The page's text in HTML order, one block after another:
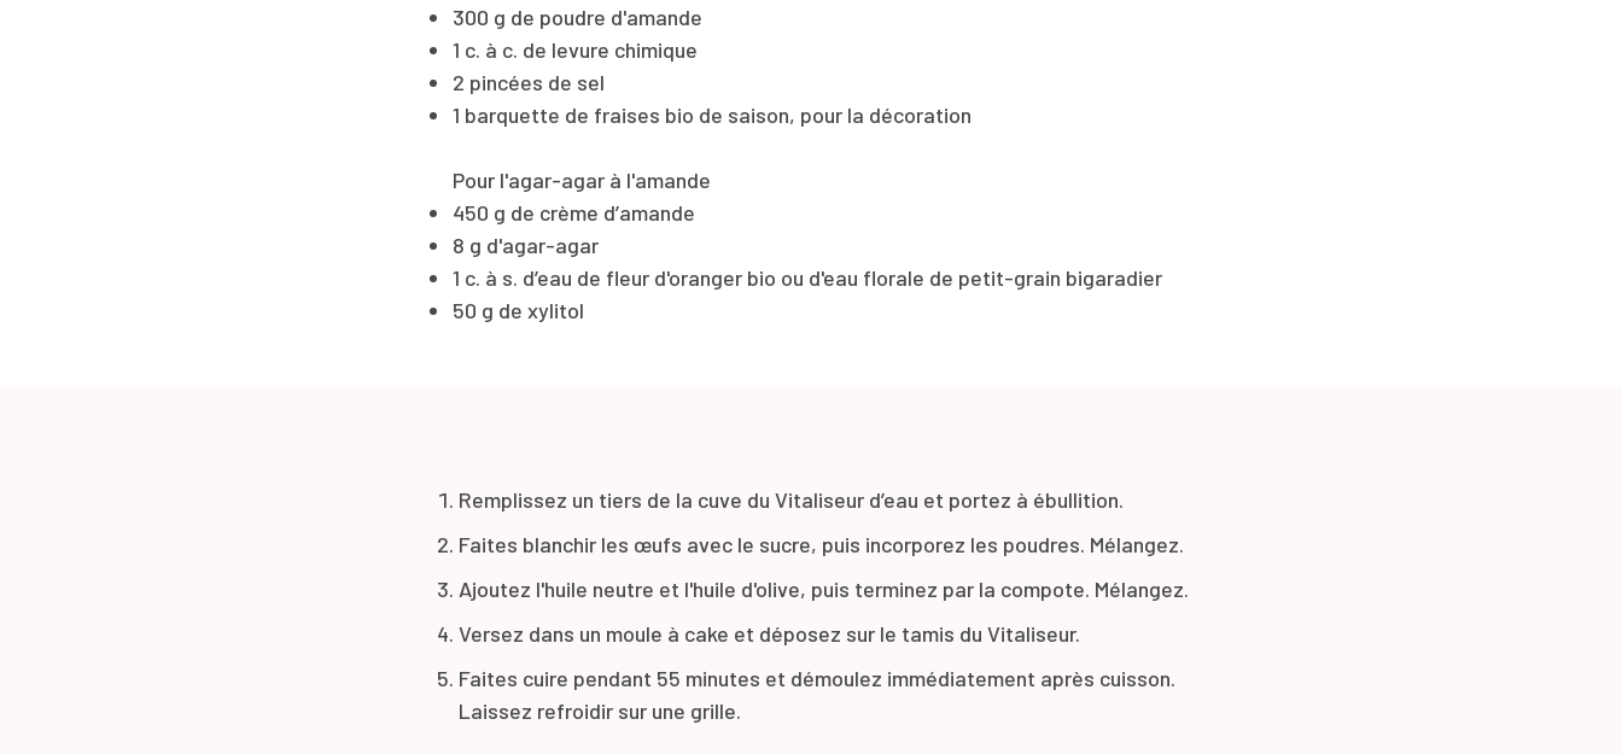
300 g de poudre d'amande
1 c. à c. de levure chimique
2 pincées de sel
1 barquette de fraises bio de saison, pour la décoration
Pour l'agar-agar à l'amande
450 g de crème d’amande
8 g d'agar-agar
1 c. à s. d’eau de fleur d'oranger bio ou d'eau florale de petit-grain bigaradier
50 g de xylitol
Remplissez un tiers de la cuve du Vitaliseur d’eau et portez à ébullition.
Faites blanchir les œufs avec le sucre, puis incorporez les poudres. Mélangez.
Ajoutez l'huile neutre et l'huile d'olive, puis terminez par la compote. Mélangez.
Versez dans un moule à cake et déposez sur le tamis du Vitaliseur.
Faites cuire pendant 55 minutes et démoulez immédiatement après cuisson.
Laissez refroidir sur une grille.